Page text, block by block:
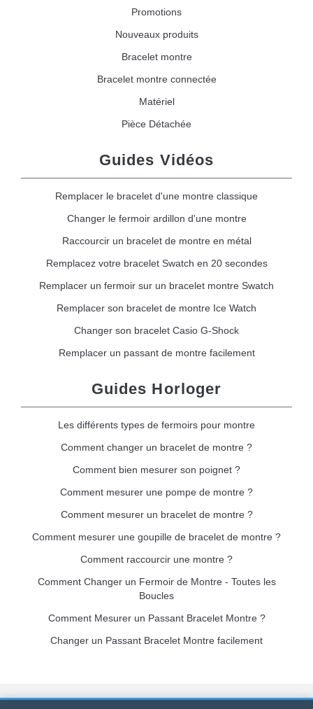
Promotions
Nouveaux produits
Bracelet montre
Bracelet montre connectée
Matériel
Pièce Détachée
Guides Vidéos
Remplacer le bracelet d'une montre classique
Changer le fermoir ardillon d'une montre
Raccourcir un bracelet de montre en métal
Remplacez votre bracelet Swatch en 20 secondes
Remplacer un fermoir sur un bracelet montre Swatch
Remplacer son bracelet de montre Ice Watch
Changer son bracelet Casio G-Shock
Remplacer un passant de montre facilement
Guides Horloger
Les différents types de fermoirs pour montre
Comment changer un bracelet de montre ?
Comment bien mesurer son poignet ?
Comment mesurer une pompe de montre ?
Comment mesurer un bracelet de montre ?
Comment mesurer une goupille de bracelet de montre ?
Comment raccourcir une montre ?
Comment Changer un Fermoir de Montre - Toutes les
Boucles
Comment Mesurer un Passant Bracelet Montre ?
Changer un Passant Bracelet Montre facilement